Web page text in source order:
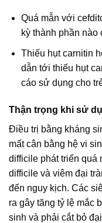
Quá mẫn với
kỳ thành phần nào
Thiếu hụt carnitin
dẫn tới thiếu hụt
cáo sử dụng cho
Thận trọng khi sử
Điều trị bằng kháng
mất cân bằng hệ vi
difficile phát triển quá
difficile và viêm đại
đến nguy kịch. Các
ra gây tăng tỷ lệ mắc
sinh và phải cắt bỏ